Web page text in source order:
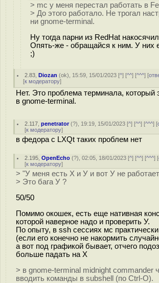
> mc у меня перестал работать в
> До этого работало. Не трогал
ни gnome-terminal.
Ну тогда парни из RedHat
Опять-же - обращайся к ним. У них
;)
2.83 ,Diozan (ok), 15:59, 15/01/2023 [^] [^^] [^^^] [
[к модератору]
Нет. Это проблема терминала, который
в gnome-terminal.
2.117 ,penetrator(?), 19:19, 15/01/2023 [^] [^^] [^^^] [
[к модератору]
в федора с LXQt таких проблем нет
2.195 ,OpenEcho (?), 02:05, 18/01/2023 [^] [^^] [^^^] [
[к модератору]
> "У меня есть Х и У и вот У не
> Это бага У ?
50/50
Помимо окошек, есть еще нативная
которой наверное надо и проверить У.
По опыту, в ssh сессиях мс
(если его конечно не накормить
a вот под графикой бывает, отчего
больше падать на Х
> в gnome-terminal midnight commander
вводить команды в subshell (по Ctrl-O).